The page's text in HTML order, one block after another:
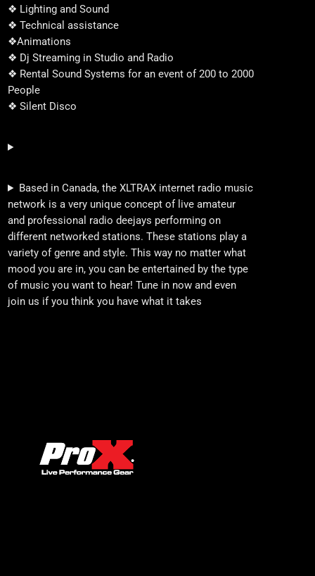
❖ Lighting and Sound
❖ Technical assistance
❖Animations
❖ Dj Streaming in Studio and Radio
❖ Rental Sound Systems for an event of 200 to 2000
People
❖ Silent Disco
Based in Canada, the XLTRAX internet radio music
network is a very unique concept of live amateur
and professional radio deejays performing on
different networked stations. These stations play a
variety of genre and style. This way no matter what
mood you are in, you can be entertained by the type
of music you want to hear! Tune in now and even
join us if you think you have what it takes